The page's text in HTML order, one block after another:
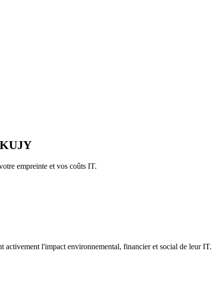
empreinte et vos coûts IT.
activement l'impact environnemental, financier et social de leur IT.